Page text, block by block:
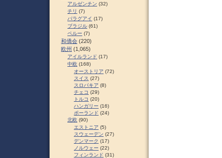
アルゼンチン (32)
チリ (7)
パラグアイ (17)
ブラジル (61)
ペルー (7)
和僑会 (220)
欧州 (1,065)
アイルランド (17)
中欧 (168)
オーストリア (72)
スイス (27)
スロパキア (8)
チェコ (29)
トルコ (20)
ハンガリー (16)
ポーランド (24)
北欧 (90)
エストニア (5)
スウェーデン (27)
デンマーク (17)
ノルウェー (22)
フィンランド (31)